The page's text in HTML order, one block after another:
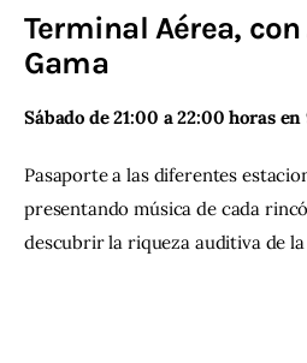
Contacto
Terminal Aérea,
Gama
Sábado de 21:00 a 22:00 horas
Pasaporte a las diferentes
presentando música de cada
descubrir la riqueza auditiva de